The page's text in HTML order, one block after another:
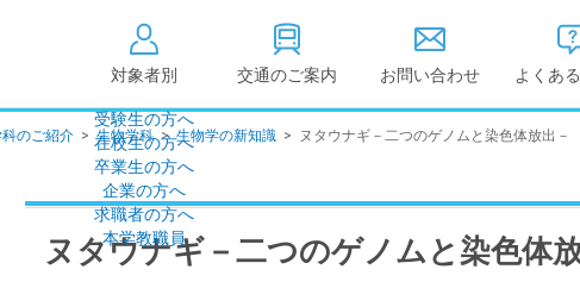
対象者別
受験生の方へ
在校生の方へ
卒業生の方へ
企業の方へ
求職者の方へ
本学教職員
交通のご案内 お問い合わせ よくあ
大学情報の公開
情報公開
教学に関する情報
社会貢献等
キャンパス敷地建物面
設置計画履行状況報告
のご紹介 >生物学科>生物学の新知識 > ヌタウナギ－二つのゲノムと染色体放出－
ヌタウナギ－二つのゲノムと染色体